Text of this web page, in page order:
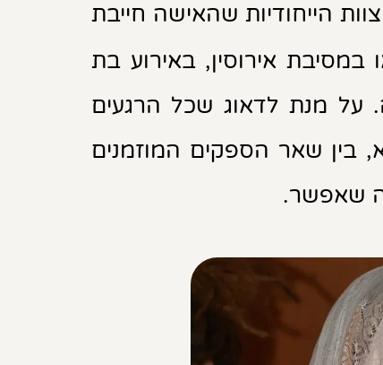
הינה מנהג עתיק יומין במסורת היהודית והוא אפילו אף בין 3 המצוות הייחודיות שהאישה חייבת
במסיבת אירוסין, באירוע בת
על מנת לדאוג שכל הרגעים
בין שאר הספקים המוזמנים
שאפשר.